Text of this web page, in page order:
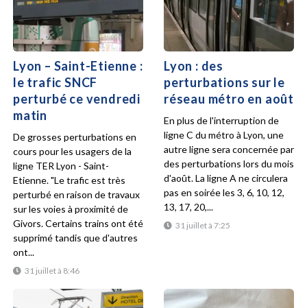
Lyon – Saint-Etienne :
le trafic SNCF
perturbé ce vendredi
matin
31 juillet à 8:46
De grosses perturbations en
cours pour les usagers de la
ligne TER Lyon - Saint-
Etienne. "Le trafic est très
perturbé en raison de travaux
sur les voies à proximité de
Givors. Certains trains ont été
supprimé tandis que d'autres
ont...
Lyon : des
perturbations sur le
réseau métro en août
31 juillet à 7:25
En plus de l'interruption de
ligne C du métro à Lyon, une
autre ligne sera concernée par
des perturbations lors du mois
d'août. La ligne A ne circulera
pas en soirée les 3, 6, 10, 12,
13, 17, 20,...